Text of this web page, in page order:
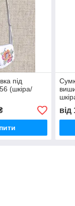
під
(шкіра/
від